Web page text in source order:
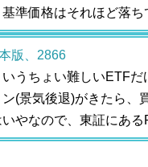
準価格はそれほど落ち
版、2866
うちょい難しいETFだ
(景気後退)がきたら、
やなので、東証にある